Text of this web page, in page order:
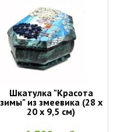
Шкатулка "Красота
зимы" из змеевика (28 х
20 х 9,5 см)